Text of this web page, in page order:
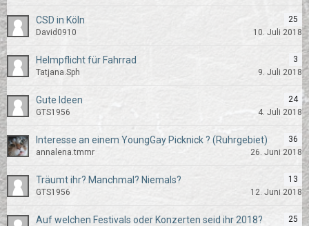
CSD in Köln
25
David0910
10. Juli 2018
Helmpflicht für Fahrrad
3
Tatjana.Sph
9. Juli 2018
Gute Ideen
24
GTS1956
4. Juli 2018
Interesse an einem YoungGay Picknick ? (Ruhrgebiet)
36
annalena.tmmr
26. Juni 2018
Träumt ihr? Manchmal? Niemals?
13
GTS1956
12. Juni 2018
Auf welchen Festivals oder Konzerten seid ihr 2018?
25